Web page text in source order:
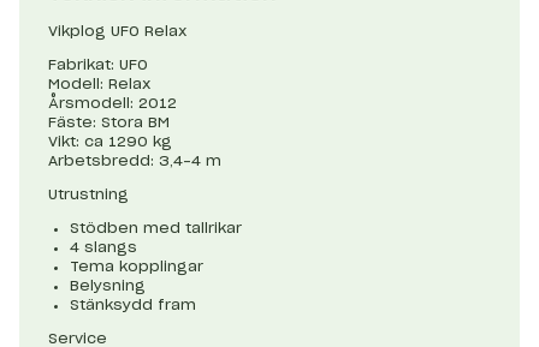
Vikplog UFO Relax
Fabrikat: UFO
Modell: Relax
Årsmodell: 2012
Fäste: Stora BM
Vikt: ca 1290 kg
Arbetsbredd: 3,4-4 m
Utrustning
Stödben med tallrikar
4 slangs
Tema kopplingar
Belysning
Stänksydd fram
Service